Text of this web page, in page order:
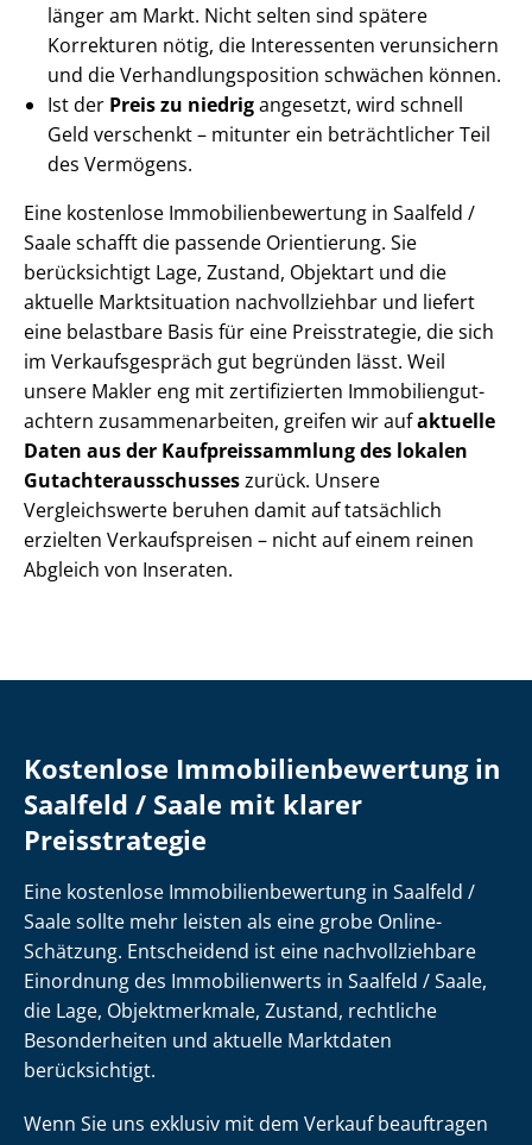
länger am Markt. Nicht selten sind spätere
Korrekturen nötig, die Interessenten verunsichern
und die Ver­hand­lungs­po­si­ti­on schwächen können.
Ist der Preis zu niedrigangesetzt, wird schnell
Geld verschenkt – mitunter ein beträchtlicher Teil
des Vermögens.
Eine kostenlose Im­mo­bi­li­en­be­wer­tung in Saalfeld /
Saale schafft die passende Orientierung. Sie
berücksichtigt Lage, Zustand, Objektart und die
aktuelle Marktsituation nachvollziehbar und liefert
eine belastbare Basis für eine Preisstrategie, die sich
im Ver­kaufs­ge­spräch gut begründen lässt. Weil
unsere Makler eng mit zertifizierten Im­mo­bi­li­en­gut­
ach­tern zu­sam­men­ar­bei­ten, greifen wir aufaktuelle
Daten aus der Kauf­preis­samm­lung des lokalen
Gut­ach­ter­aus­schus­seszurück. Unsere
Vergleichswerte beruhen damit auf tatsächlich
erzielten Verkaufspreisen – nicht auf einem reinen
Abgleich von Inseraten.
Kostenlose Im­mo­bi­li­en­be­wer­tung in
Saalfeld / Saale mit klarer
Preisstrategie
Eine kostenlose Im­mo­bi­li­en­be­wer­tung in Saalfeld /
Saale sollte mehr leisten als eine grobe Online-
Schätzung. Entscheidend ist eine nach­voll­zieh­ba­re
Einordnung des Immobilienwerts in Saalfeld / Saale,
die Lage, Objektmerkmale, Zustand, rechtliche
Besonderheiten und aktuelle Marktdaten
berücksichtigt.
Wenn Sie uns exklusiv mit dem Verkauf beauftragen